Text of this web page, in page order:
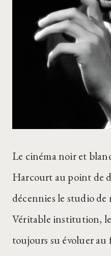
Le cinéma noir et
Harcourt au point de
décennies le studio de
Véritable institution,
toujours su évoluer